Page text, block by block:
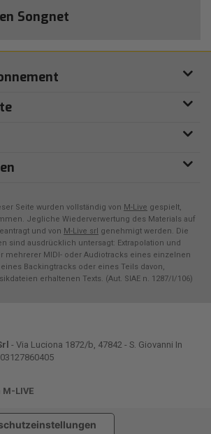
Songnet
Seite wurden vollständig von M-Live gespielt,
Jegliche Wiederverwertung des Materials auf
und von M-Live srl genehmigt werden. Die
sind ausdrücklich untersagt: Extrapolation und
mehrerer MIDI- oder Audiotracks eines einzelnen
Backingtracks oder eines Teils davon,
erhaltenen Texts. (Aut. SIAE n. 1287/I/106)
- Via Luciona 1872/b, 47842 - S. Giovanni In
M-LIVE